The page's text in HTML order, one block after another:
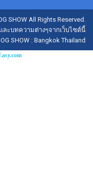
SHOW All Rights Reserved.
ะบทความต่างๆจากเว็บไซต์นี้
SHOW : Bangkok Thailand